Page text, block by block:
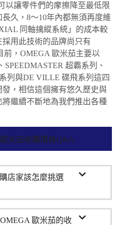
以讓零件們的摩擦降至最低限
久，8～10年內都無須再度維
同軸擒縱系統」的成本較
用此技術的品牌尚只有
前，OMEGA 歐米茄主要以
超霸系列、
列與DE VILLE 碟飛系列這四
，相信這個擁有悠久歷史與
繼續不斷地為我們推出各種
米茄收購價格Q&A
店家該怎麼挑選
歐米茄的收